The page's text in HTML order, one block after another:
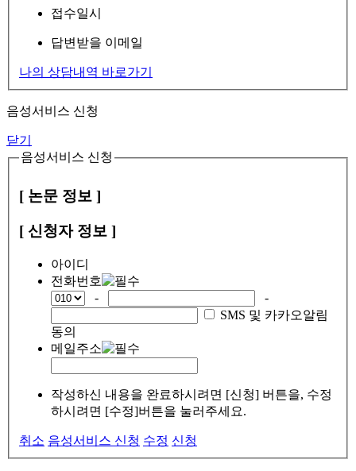
접수일시
답변받을 이메일
나의 상담내역 바로가기
음성서비스 신청
닫기
음성서비스 신청
[ 논문 정보 ]
[ 신청자 정보 ]
아이디
전화번호
-
-
SMS 및 카카오알림
동의
메일주소
작성하신 내용을 완료하시려면 [신청] 버튼을, 수정
하시려면 [수정]버튼을 눌러주세요.
취소 음성서비스 신청 수정 신청